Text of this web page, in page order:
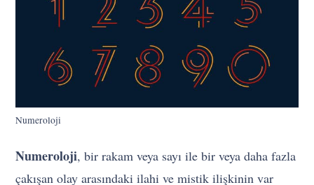
Numeroloji
Numeroloji, bir rakam veya sayı ile bir veya daha fazla
çakışan olay arasındaki ilahi ve mistik ilişkinin var